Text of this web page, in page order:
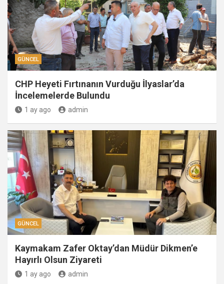
GÜNCEL
CHP Heyeti Fırtınanın Vurduğu İlyaslar’da
İncelemelerde Bulundu
1 ay ago admin
GÜNCEL
Kaymakam Zafer Oktay’dan Müdür Dikmen’e
Hayırlı Olsun Ziyareti
1 ay ago admin